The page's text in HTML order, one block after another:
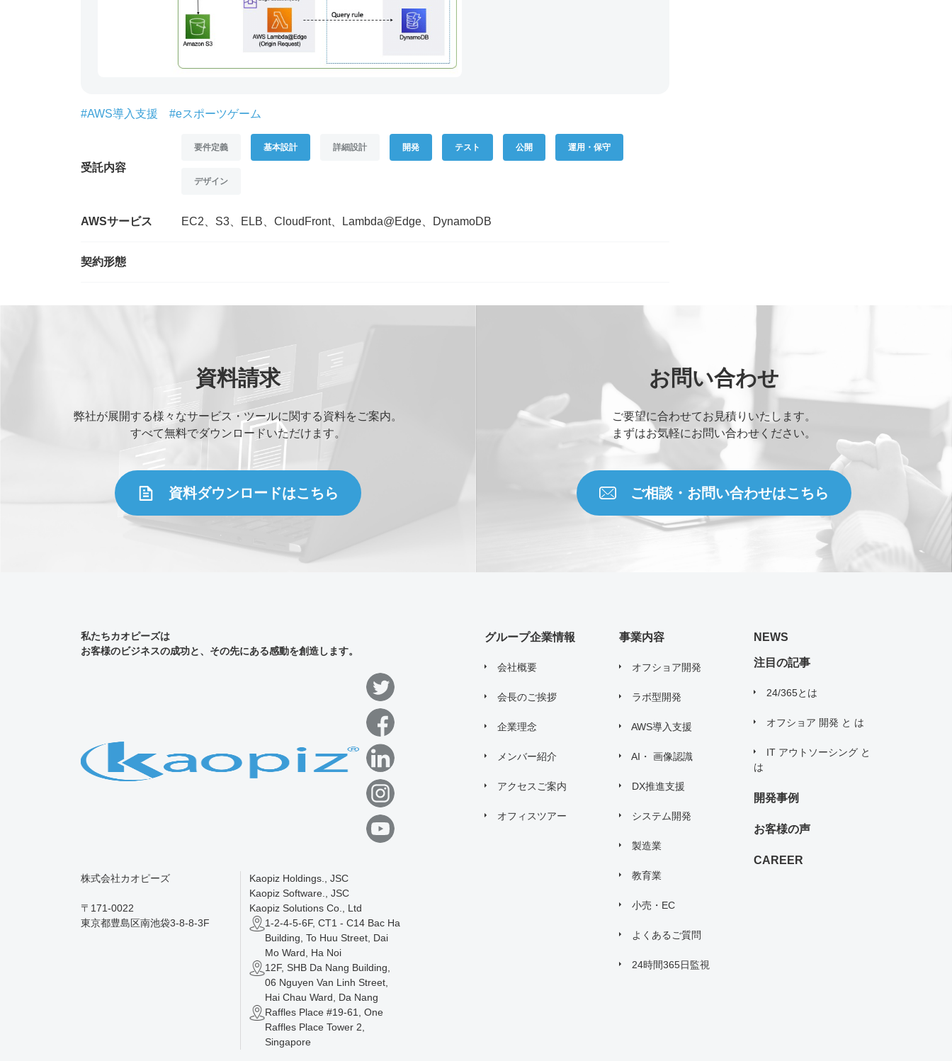
添付ファイル (合計10MBまでの添付ファイルが送信できます。)
すべての* 必須項目に入力してください。
送信する
#AWS導入支援 #eスポーツゲーム
受託内容
要件定義 基本設計 詳細設計 開発 テスト 公開 運用・保守
デザイン
AWSサービス EC2、S3、ELB、CloudFront、Lambda@Edge、DynamoDB
契約形態
資料請求
弊社が展開する様々なサービス・ツールに関する資料をご案内。
すべて無料でダウンロードいただけます。
資料ダウンロードはこちら
お問い合わせ
ご要望に合わせてお見積りいたします。
まずはお気軽にお問い合わせください。
ご相談・お問い合わせはこちら
私たちカオピーズは
お客様のビジネスの成功と、その先にある感動を創造します。
株式会社カオピーズ
〒171-0022
東京都豊島区南池袋3-8-8-3F
Kaopiz Holdings., JSC
Kaopiz Software., JSC
Kaopiz Solutions Co., Ltd
1-2-4-5-6F, CT1 - C14 Bac Ha
Building, To Huu Street, Dai
Mo Ward, Ha Noi
12F, SHB Da Nang Building,
06 Nguyen Van Linh Street,
Hai Chau Ward, Da Nang
Raffles Place #19-61, One
Raffles Place Tower 2,
Singapore
グループ企業情報
会社概要
会長のご挨拶
企業理念
メンバー紹介
アクセスご案内
オフィスツアー
事業内容
オフショア開発
ラボ型開発
AWS導入支援
AI・ 画像認識
DX推進支援
システム開発
製造業
教育業
小売・EC
よくあるご質問
24時間365日監視
NEWS
注目の記事
24/365とは
オフショア 開発 と は
IT アウトソーシング と
は
開発事例
お客様の声
CAREER